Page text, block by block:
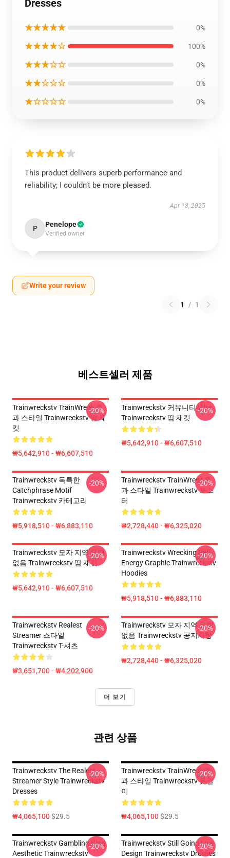
Dresses
★★★★★ 0%
★★★★☆ 100%
★★★☆☆ 0%
★★☆☆☆ 0%
★☆☆☆☆ 0%
This product delivers superb performance and
reliability; I couldn’t be more pleased.
Apr 18, 2025
P Penelope
Verified owner
Write your review
1 / 1
베스트셀러 제품
Trainwreckstv TrainWreck 효
과 스타일 Trainwreckstv 땀 재
킷
₩5,642,910 - ₩6,607,510
-20%
Trainwreckstv 커뮤니티 Vibe
Trainwreckstv 땀 재킷
₩5,642,910 - ₩6,607,510
-20%
Trainwreckstv 독특한
Catchphrase Motif
Trainwreckstv 카테고리
₩5,918,510 - ₩6,883,110
-20%
Trainwreckstv TrainWreck 효
과 스타일 Trainwreckstv 포스
터
₩2,728,440 - ₩6,325,020
-20%
Trainwreckstv 모자 지역 유행
없음 Trainwreckstv 땀 재킷
₩5,642,910 - ₩6,607,510
-20%
Trainwreckstv Wrecking Ball
Energy Graphic Trainwreckstv
Hoodies
₩5,918,510 - ₩6,883,110
-20%
Trainwreckstv Realest
Streamer 스타일
Trainwreckstv T-셔츠
₩3,651,700 - ₩4,202,900
-20%
Trainwreckstv 모자 지역 유행
없음 Trainwreckstv 공지사항
₩2,728,440 - ₩6,325,020
-20%
더 보기
관련 상품
Trainwreckstv The Realest
Streamer Style Trainwreckstv
Dresses
₩4,065,100$29.5
-20%
Trainwreckstv TrainWreck 효
과 스타일 Trainwreckstv 옷걸
이
₩4,065,100$29.5
-20%
Trainwreckstv Gambling King
Aesthetic Trainwreckstv
-20%
Trainwreckstv Still Going Live
Design Trainwreckstv Dresses
-20%